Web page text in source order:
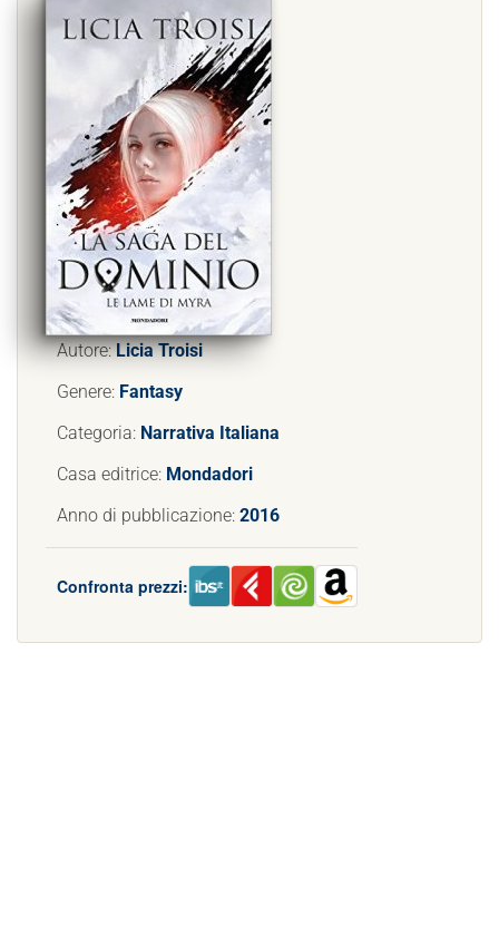
Autore:Licia Troisi
Genere: Fantasy
Categoria: Narrativa Italiana
Casa editrice: Mondadori
Anno di pubblicazione: 2016
Confronta prezzi: